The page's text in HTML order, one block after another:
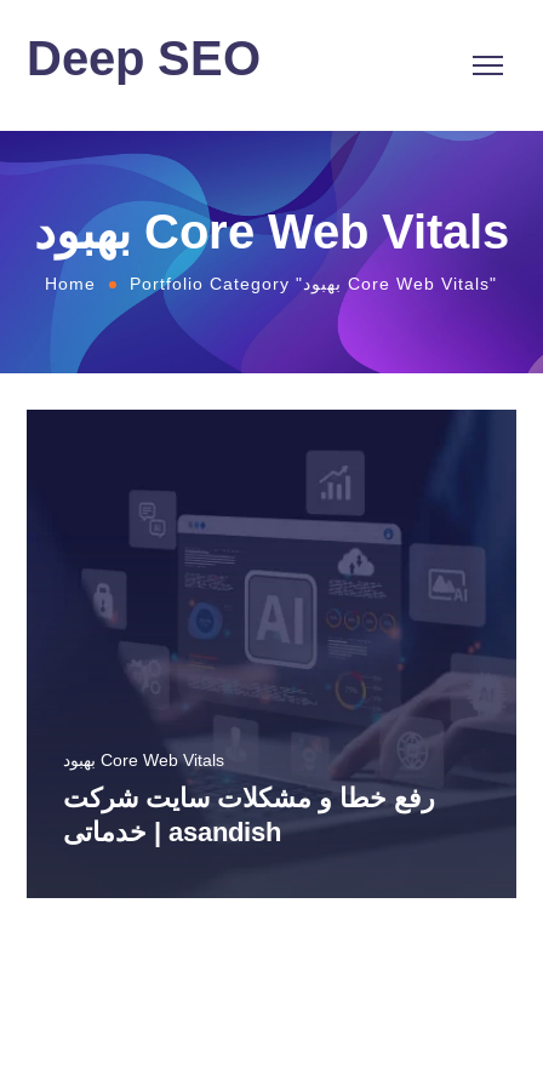
Deep SEO
بهبود Core Web Vitals
Home Portfolio Category "بهبود Core Web Vitals"
رفع خطا و مشکلات سایت شرکت
خدماتی | asandish
بهبود Core Web Vitals